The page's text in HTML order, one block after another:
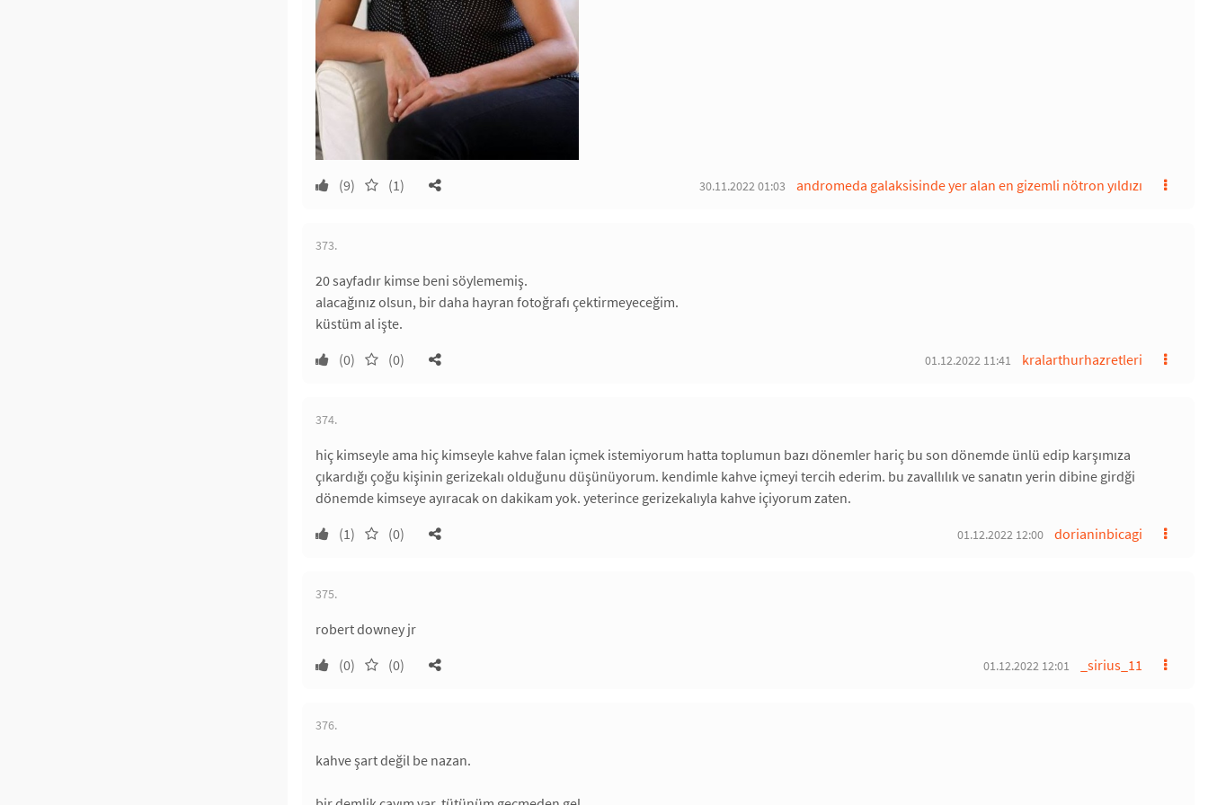
(9) (1) andromeda galaksisinde yer alan en gizemli nötron yıldızı
30.11.2022 01:03
373.
20 sayfadır kimse beni söylememiş.
alacağınız olsun, bir daha hayran fotoğrafı çektirmeyeceğim.
küstüm al işte.
(0)
(0) kralarthurhazretleri
01.12.2022 11:41
374.
hiç kimseyle ama hiç kimseyle kahve falan içmek istemiyorum hatta toplumun bazı dönemler hariç bu son dönemde ünlü edip karşımıza
çıkardığı çoğu kişinin gerizekalı olduğunu düşünüyorum. kendimle kahve içmeyi tercih ederim. bu zavallılık ve sanatın yerin dibine girdği
dönemde kimseye ayıracak on dakikam yok. yeterince gerizekalıyla kahve içiyorum zaten.
(1)
(0) dorianinbicagi
01.12.2022 12:00
375.
robert downey jr
(0)
(0) _sirius_11
01.12.2022 12:01
376.
kahve şart değil be nazan.